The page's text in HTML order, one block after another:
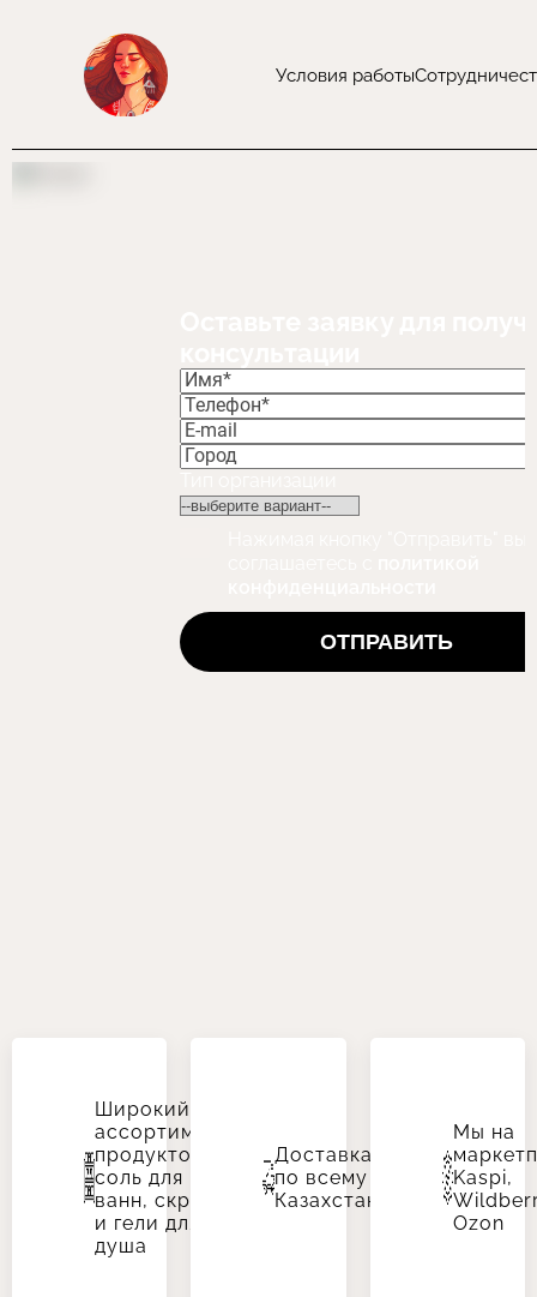
Условия работы
ОТПРАВИТЬ
Широкий
ассортимент
продуктов:
соль для
ванн, скрабы
и гели для
душа
Доставка
по всему
Казахстану
Мы на
Kaspi,
Ozon